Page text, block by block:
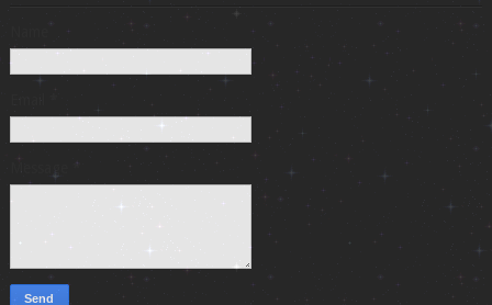
Message *